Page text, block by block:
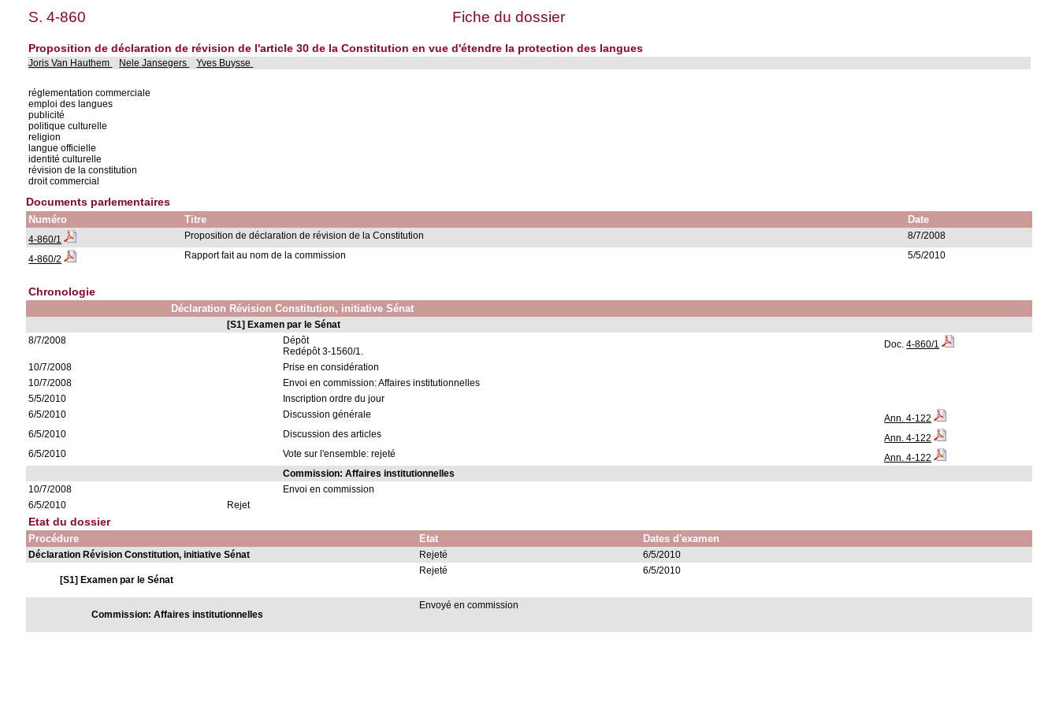
S. 4-860 Fiche du dossier
Proposition de déclaration de révision de l'article 30 de la Constitution en vue d'étendre la protection des langues
Joris Van Hauthem Nele Jansegers Yves Buysse
réglementation commerciale
emploi des langues
publicité
politique culturelle
religion
langue officielle
identité culturelle
révision de la constitution
droit commercial
Documents parlementaires
Numéro Titre Date
4-860/1 Proposition de déclaration de révision de la Constitution 8/7/2008
4-860/2 Rapport fait au nom de la commission 5/5/2010
Chronologie
Déclaration Révision Constitution, initiative Sénat
[S1] Examen par le Sénat
8/7/2008
Dépôt
Redépôt 3-1560/1.
Doc.4-860/1
10/7/2008
Prise en considération
10/7/2008
Envoi en commission: Affaires institutionnelles
5/5/2010
Inscription ordre du jour
6/5/2010
Discussion générale
Ann. 4-122
6/5/2010
Discussion des articles
Ann. 4-122
6/5/2010
Vote sur l'ensemble: rejeté
Ann. 4-122
Commission: Affaires institutionnelles
10/7/2008
Envoi en commission
6/5/2010
Rejet
Etat du dossier
Procédure Etat Dates d'examen
Déclaration Révision Constitution, initiative Sénat Rejeté 6/5/2010
[S1] Examen par le Sénat
Rejeté 6/5/2010
Commission: Affaires institutionnelles
Envoyé en commission